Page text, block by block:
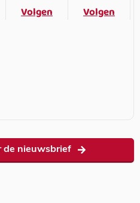
Volgen
Volgen
de nieuwsbrief